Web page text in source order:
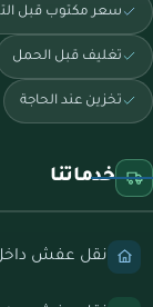
سعر مكتوب قبل
تغليف قبل الحمل
تخزين عند الحاجة
خدماتنا
نقل عفش داخل